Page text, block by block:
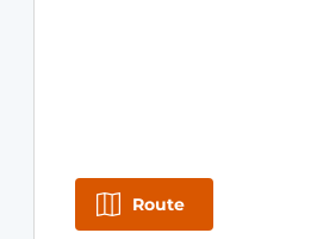
Renovatie
Route